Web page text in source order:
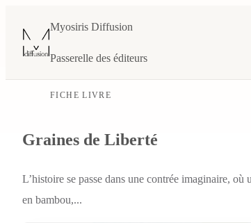
Myosiris Diffusion
Passerelle des éditeurs
FICHE LIVRE
Graines de Liberté
L’histoire se passe dans une contrée imaginaire,
en bambou,...